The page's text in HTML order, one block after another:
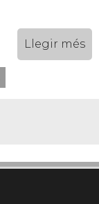
Llegir més